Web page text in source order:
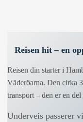
Reisen hit – en
Reisen din starter i
Väderöarna. Den cirka
transport – den er en
Underveis passerer